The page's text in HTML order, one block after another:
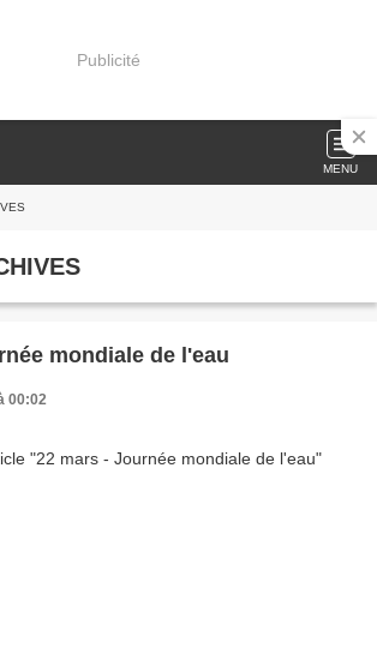
Publicité
MENU
mondiale de l'eau
00:02